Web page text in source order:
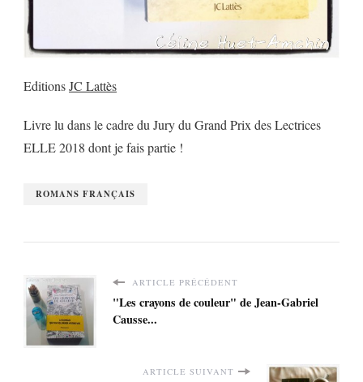
EditionsJC Lattès
Livre lu dans le cadre du Jury du Grand Prix des Lectrices
ELLE 2018 dont je fais partie !
ROMANS FRANÇAIS
ARTICLE PRÉCÉDENT
"Les crayons de couleur" de Jean-Gabriel
Causse...
ARTICLE SUIVANT